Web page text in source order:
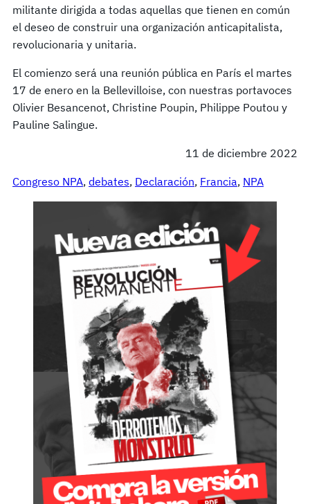
militante dirigida a todas aquellas que tienen en común
el deseo de construir una organización anticapitalista,
revolucionaria y unitaria.
El comienzo será una reunión pública en París el martes
17 de enero en la Bellevilloise, con nuestras portavoces
Olivier Besancenot, Christine Poupin, Philippe Poutou y
Pauline Salingue.
11 de diciembre 2022
Congreso NPA, debates, Declaración, Francia, NPA